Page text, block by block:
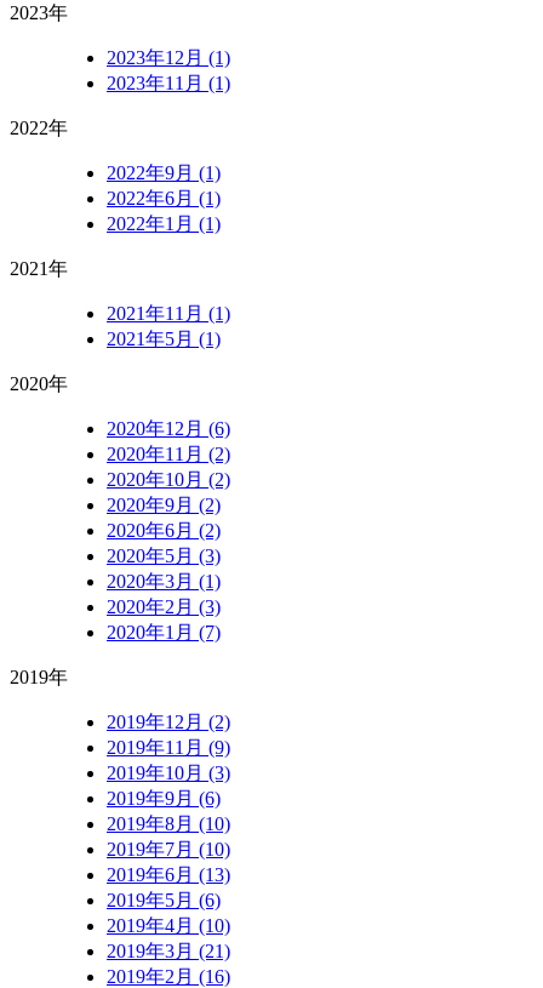
2023年
2023年12月 (1)
2023年11月 (1)
2022年
2022年9月 (1)
2022年6月 (1)
2022年1月 (1)
2021年
2021年11月 (1)
2021年5月 (1)
2020年
2020年12月 (6)
2020年11月 (2)
2020年10月 (2)
2020年9月 (2)
2020年6月 (2)
2020年5月 (3)
2020年3月 (1)
2020年2月 (3)
2020年1月 (7)
2019年
2019年12月 (2)
2019年11月 (9)
2019年10月 (3)
2019年9月 (6)
2019年8月 (10)
2019年7月 (10)
2019年6月 (13)
2019年5月 (6)
2019年4月 (10)
2019年3月 (21)
2019年2月 (16)